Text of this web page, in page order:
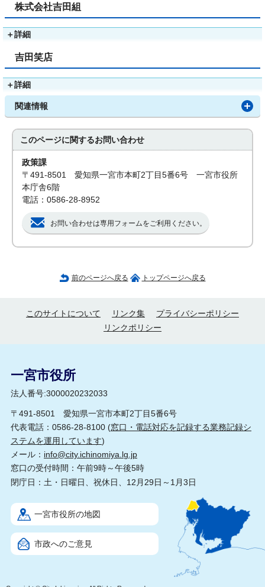
株式会社吉田組
＋詳細
吉田笑店
＋詳細
関連情報
このページに関するお問い合わせ
政策課
〒491-8501 愛知県一宮市本町2丁目5番6号 一宮市役所
本庁舎6階
電話：0586-28-8952
お問い合わせは専用フォームをご利用ください。
前のページへ戻る トップページへ戻る
このサイトについて リンク集
プライバシーポリシー
リンクポリシー
一宮市役所
法人番号:3000020232033
〒491-8501 愛知県一宮市本町2丁目5番6号
代表電話：0586-28-8100 (窓口・電話対応を記録する業務記録シ
ステムを運用しています)
メール： info@city.ichinomiya.lg.jp
窓口の受付時間：午前9時～午後5時
閉庁日：土・日曜日、祝休日、12月29日～1月3日
一宮市役所の地図
市政へのご意見